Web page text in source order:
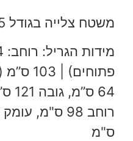
משטח צלייה בגודל 74X45 ס”מ.
פתוחים)
64
ס"מ